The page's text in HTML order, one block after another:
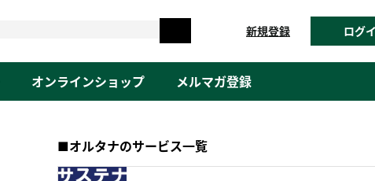
新規登録 ログ
オンラインショップ メルマガ登録
■オルタナのサービス一覧